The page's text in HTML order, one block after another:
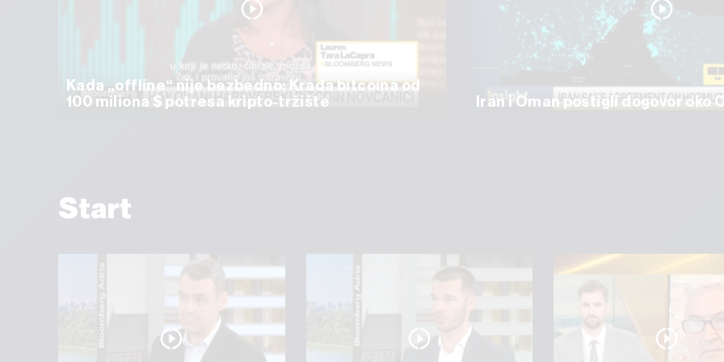
Kada „offline“ nije bezbedno: Krađa bitcoina od
100 miliona $ potresa kripto-tržište
Iran i Oman postigli dogovor oko
Start